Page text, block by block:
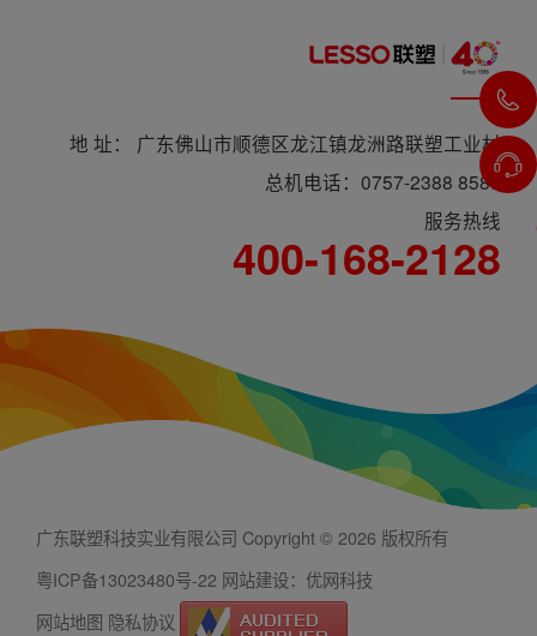
地 址： 广东佛山市顺德区龙江镇龙洲路联塑工业村
总机电话：0757-2388 8588
服务热线
400-168-2128
广东联塑科技实业有限公司 Copyright © 2026 版权所有
粤ICP备13023480号-22 网站建设：优网科技
网站地图 隐私协议